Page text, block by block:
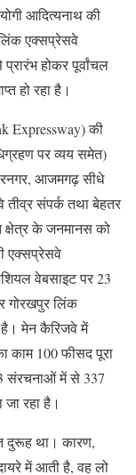
आदित्यनाथ की
एक्सप्रेसवे
होकर पूर्वांचल
हो रहा है।
Expressway) की
पर व्यय समेत)
आजमगढ़ सीधे
तीव्र संपर्क तथा बेहतर
क्षेत्र के जनमानस को
एक्‍सप्रेसवे
वेबसाइट पर 23
गोरखपुर लिंक
है। मेन कैरिजवे में
काम 100 फीसद पूरा
संरचनाओं में से 337
रहा है।
दुरूह था। कारण,
में आती है, वह लो